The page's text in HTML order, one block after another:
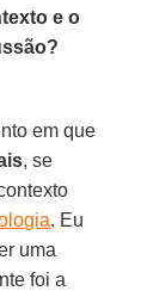
e o
em que
, se
. Eu
uma
foi a